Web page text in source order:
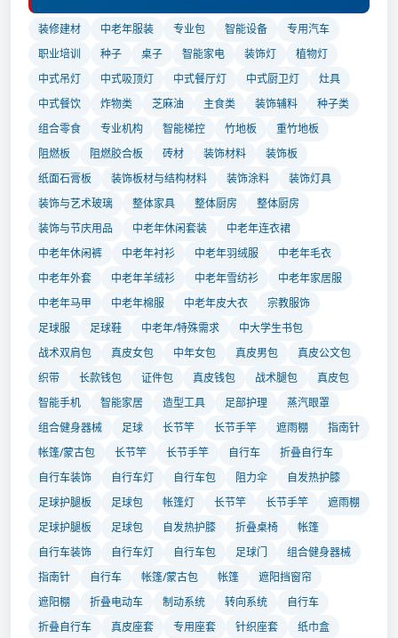
装修建材 中老年服装 专业包 智能设备
专用汽车
职业培训
种子 桌子 智能家电 装饰灯
植物灯
中式吊灯
中式吸顶灯 中式餐厅灯 中式厨卫灯
灶具
中式餐饮
炸物类 芝麻油 主食类 装饰辅料
种子类
组合零食
专业机构 智能梯控 竹地板
重竹地板
阻燃板
阻燃胶合板 砖材 装饰材料
装饰板
纸面石膏板
装饰板材与结构材料 装饰涂料
装饰灯具
装饰与艺术玻璃
整体家具 整体厨房
整体厨房
装饰与节庆用品
中老年休闲套装
中老年连衣裙
中老年休闲裤
中老年衬衫 中老年羽绒服
中老年毛衣
中老年外套
中老年羊绒衫 中老年雪纺衫
中老年家居服
中老年马甲
中老年棉服 中老年皮大衣
宗教服饰
足球服
足球鞋 中老年/特殊需求
中大学生书包
战术双肩包
真皮女包 中年女包 真皮男包
真皮公文包
织带
长款钱包 证件包 真皮钱包 战术腿包
真皮包
智能手机
智能家居 造型工具 足部护理
蒸汽眼罩
组合健身器械
足球 长节竿 长节手竿 遮雨棚
指南针
帐篷/蒙古包
长节竿 长节手竿 自行车
折叠自行车
自行车装饰
自行车灯 自行车包 阻力伞
自发热护膝
足球护腿板
足球包 帐篷灯 长节竿 长节手竿
遮雨棚
足球护腿板
足球包 自发热护膝 折叠桌椅
帐篷
自行车装饰
自行车灯 自行车包 足球门
组合健身器械
指南针
自行车 帐篷/蒙古包 帐篷
遮阳挡窗帘
遮阳棚
折叠电动车 制动系统 转向系统
自行车
折叠自行车
真皮座套 专用座套 针织座套
纸巾盒